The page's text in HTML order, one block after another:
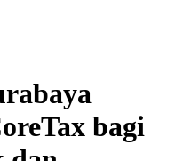
bagi